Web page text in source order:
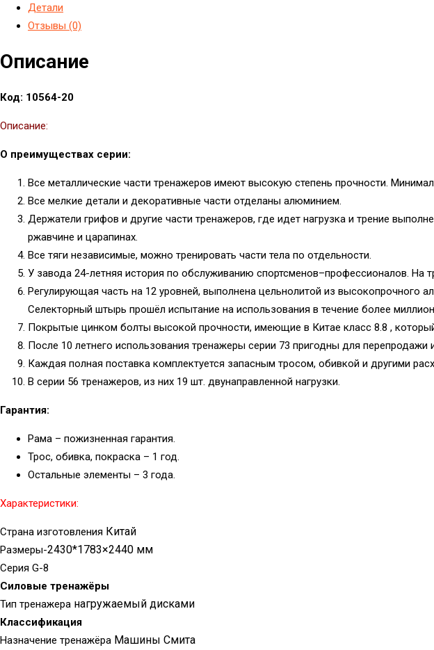
Детали
Отзывы (0)
Описание
Код: 10564-20
Описание:
О преимуществах серии:
Все металлические части тренажеров имеют высокую степень прочности.
Все мелкие детали и декоративные части отделаны алюминием.
Держатели грифов и другие части тренажеров, где идет нагрузка и трение
ржавчине и царапинах.
Все тяги независимые, можно тренировать части тела по отдельности.
У завода 24-летняя история по обслуживанию спортсменов–профессионалов. На
Регулирующая часть на 12 уровней, выполнена цельнолитой из
Селекторный штырь прошёл испытание на использования в течение более
Покрытые цинком болты высокой прочности, имеющие в Китае класс 8.8 ,
После 10 летнего использования тренажеры серии 73 пригодны для перепродажи
Каждая полная поставка комплектуется запасным тросом, обивкой и другими
В серии 56 тренажеров, из них 19 шт. двунаправленной нагрузки.
Гарантия:
Рама – пожизненная гарантия.
Трос, обивка, покраска – 1 год.
Остальные элементы – 3 года.
Характеристики:
Страна изготовления Китай
Размеры-2430*1783×2440 мм
Серия G-8
Силовые тренажёры
Тип тренажера нагружаемый дисками
Классификация
Назначение тренажёра Машины Смита